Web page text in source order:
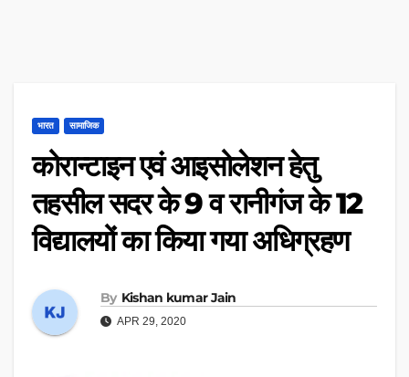
भारत सामाजिक
कोरान्टाइन एवं आइसोलेशन हेतु
तहसील सदर के 9 व रानीगंज के 12
विद्यालयों का किया गया अधिग्रहण
By Kishan kumar Jain
APR 29, 2020